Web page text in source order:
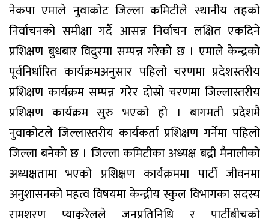
नेकपा एमाले नुवाकोट जिल्ला कमिटीले स्थानीय तहको
निर्वाचनको समीक्षा गर्दै आसन्न निर्वाचन लक्षित एकदिने
प्रशिक्षण बुधबार विदुरमा सम्पन्न गरेको छ । एमाले केन्द्रको
पूर्वनिर्धारित कार्यक्रमअनुसार पहिलो चरणमा प्रदेशस्तरीय
प्रशिक्षण कार्यक्रम सम्पन्न गरेर दोस्रो चरणमा जिल्लास्तरीय
प्रशिक्षण कार्यक्रम सुरु भएको हो । बागमती प्रदेशमै
नुवाकोटले जिल्लास्तरीय कार्यकर्ता प्रशिक्षण गर्नेमा पहिलो
जिल्ला बनेको छ । जिल्ला कमिटीका अध्यक्ष बद्री मैनालीको
अध्यक्षतामा भएको प्रशिक्षण कार्यक्रममा पार्टी जीवनमा
अनुशासनको महत्व विषयमा केन्द्रीय स्कुल विभागका सदस्य